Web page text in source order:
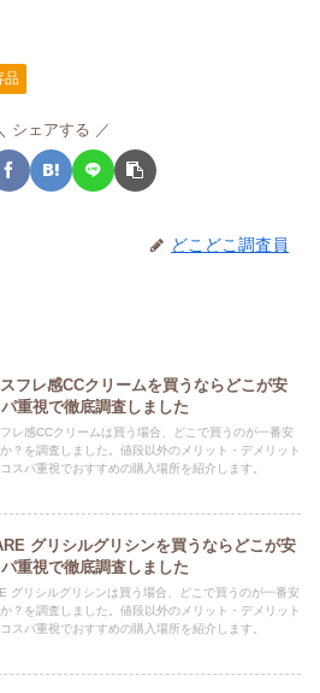
品
シェアする
どこどこ調査員
フレ感CCクリームを買うならどこが安
重視で徹底調査しました
レ感CCクリームは買う場合、どこで買うのが一番安
？を調査しました。値段以外のメリット・デメリット
スパ重視でおすすめの購入場所を紹介します。
グリシルグリシンを買うならどこが安
重視で徹底調査しました
グリシルグリシンは買う場合、どこで買うのが一番安
？を調査しました。値段以外のメリット・デメリット
スパ重視でおすすめの購入場所を紹介します。